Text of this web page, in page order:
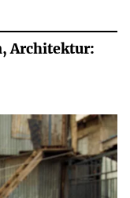
Architektur: